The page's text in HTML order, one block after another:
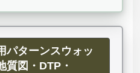
ターンスウォッ
質図・DTP・